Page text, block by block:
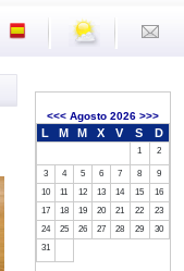
<<<Agosto 2026 >>>
L M M X V S D
1 2
3 4 5 6 7 8
9
10
11 12 13 14 15
16
17
18 19 20 21 22
23
24
25 26 27 28 29
30
31